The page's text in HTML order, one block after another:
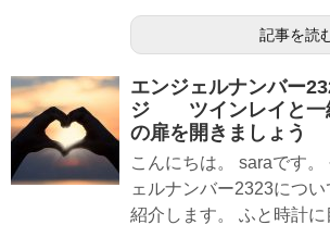
記事を読
エンジェルナンバー
ジ ツインレイと一
の扉を開きましょう
こんにちは。 saraです
ェルナンバー2323につ
紹介します。 ふと時計